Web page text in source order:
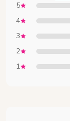
5
4
3
2
1